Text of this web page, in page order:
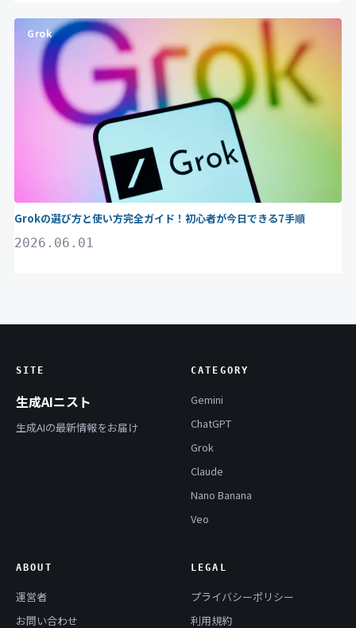
Grok
Grokの選び方と使い方完全ガイド！初心者が今日できる7手順
2026.06.01
SITE
生成AIニスト
生成AIの最新情報をお届け
CATEGORY
Gemini
ChatGPT
Grok
Claude
Nano Banana
Veo
ABOUT
運営者
お問い合わせ
LEGAL
プライバシーポリシー
利用規約